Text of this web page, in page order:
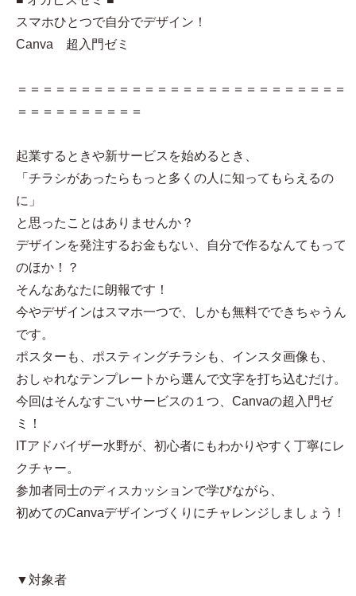
スマホひとつで自分でデザイン！
Canva 超入門ゼミ
＝＝＝＝＝＝＝＝＝＝＝＝＝＝＝＝＝＝＝＝＝＝＝＝＝＝
＝＝＝＝＝＝＝＝＝＝
起業するときや新サービスを始めるとき、
「チラシがあったらもっと多くの人に知ってもらえるの
に」
と思ったことはありませんか？
デザインを発注するお金もない、自分で作るなんてもって
のほか！？
そんなあなたに朗報です！
今やデザインはスマホ一つで、しかも無料でできちゃうん
です。
ポスターも、ポスティングチラシも、インスタ画像も、
おしゃれなテンプレートから選んで文字を打ち込むだけ。
今回はそんなすごいサービスの１つ、Canvaの超入門ゼ
ミ！
ITアドバイザー水野が、初心者にもわかりやすく丁寧にレ
クチャー。
参加者同士のディスカッションで学びながら、
初めてのCanvaデザインづくりにチャレンジしましょう！
▼対象者